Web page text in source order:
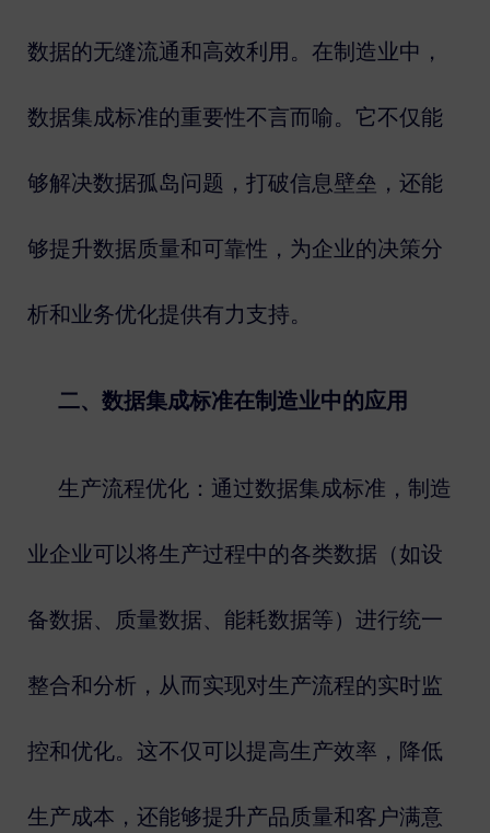
数据的无缝流通和高效利用。在制造业中，
数据集成标准的重要性不言而喻。它不仅能
够解决数据孤岛问题，打破信息壁垒，还能
够提升数据质量和可靠性，为企业的决策分
析和业务优化提供有力支持。
二、 数据集成标准在制造业中的应用
生产流程优化：通过数据集成标准，制造
业企业可以将生产过程中的各类数据（如设
备数据、质量数据、能耗数据等）进行统一
整合和分析，从而实现对生产流程的实时监
控和优化。这不仅可以提高生产效率，降低
生产成本，还能够提升产品质量和客户满意